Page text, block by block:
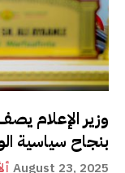
وزير الإعلام
بنجاح سياسية
August 23, 2025